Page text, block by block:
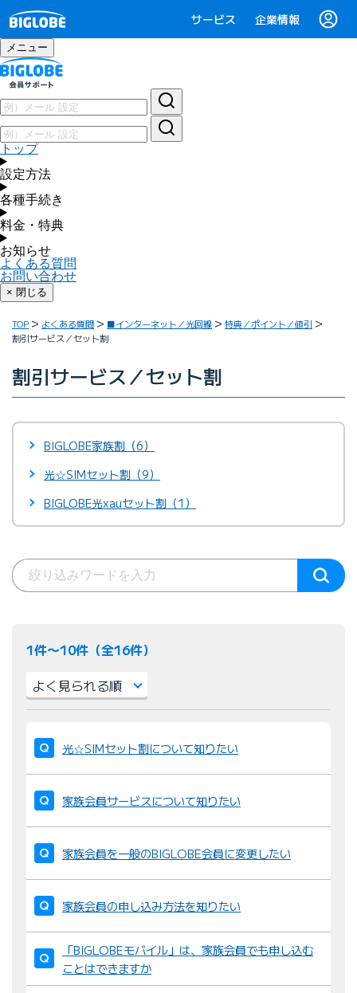
サービス 企業情報
メニュー
トップ
設定方法
各種手続き
料金・特典
お知らせ
よくある質問
お問い合わせ
× 閉じる
TOP よくある質問 ■インターネット／光回線
特典／ポイント／値引
割引サービス／セット割
割引サービス／セット割
BIGLOBE家族割（6）
光☆SIMセット割（9）
BIGLOBE光xauセット割（1）
1件〜10件（全16件）
び
替
え
：
光☆SIMセット割について知りたい
家族会員サービスについて知りたい
家族会員を一般のBIGLOBE会員に変更したい
家族会員の申し込み方法を知りたい
「BIGLOBEモバイル」は、家族会員でも申し込む
ことはできますか